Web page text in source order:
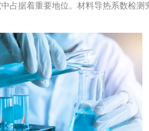
环保工程
VOCs废气治理
综合利用工程
占据着重要地位。材料导热系数检